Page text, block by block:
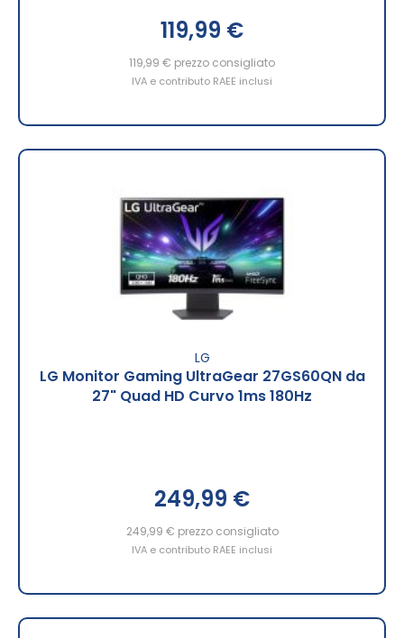
119,99 €
119,99 € prezzo consigliato
IVA e contributo RAEE inclusi
LG
LG Monitor Gaming UltraGear 27GS60QN da
27" Quad HD Curvo 1ms 180Hz
249,99 €
249,99 € prezzo consigliato
IVA e contributo RAEE inclusi